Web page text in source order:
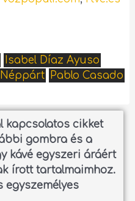
Isabel Díaz Ayuso
Néppárt Pablo Casado
kapcsolatos cikket
gombra és a
kávé egyszeri áráért
írott tartalmaimhoz.
egyszemélyes